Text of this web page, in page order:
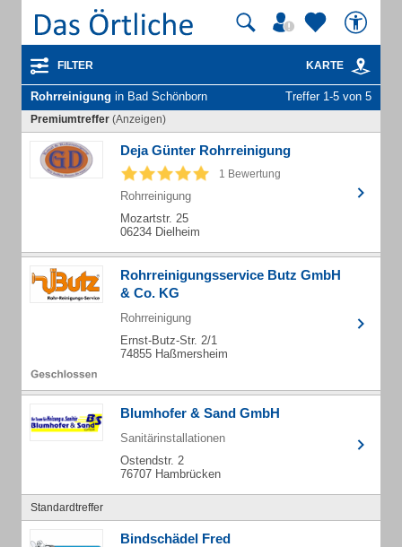
FILTER KARTE
Rohrreinigung in Bad Schönborn Treffer 1-5 von 5
Premiumtreffer (Anzeigen)
Deja Günter Rohrreinigung
1 Bewertung
Rohrreinigung
Mozartstr. 25
06234 Dielheim
Rohrreinigungsservice Butz GmbH
& Co. KG
Rohrreinigung
Ernst-Butz-Str. 2/1
74855 Haßmersheim
Blumhofer & Sand GmbH
Sanitärinstallationen
Ostendstr. 2
76707 Hambrücken
Standardtreffer
Bindschädel Fred